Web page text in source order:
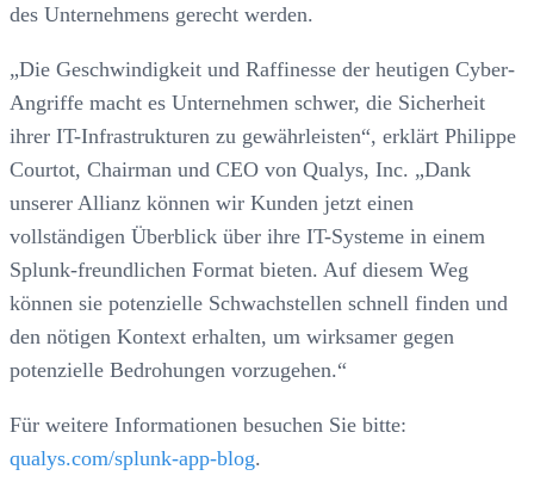
des Unternehmens gerecht werden.
„Die Geschwindigkeit und Raffinesse der heutigen Cyber-
Angriffe macht es Unternehmen schwer, die Sicherheit
ihrer IT-Infrastrukturen zu gewährleisten“, erklärt Philippe
Courtot, Chairman und CEO von Qualys, Inc. „Dank
unserer Allianz können wir Kunden jetzt einen
vollständigen Überblick über ihre IT-Systeme in einem
Splunk-freundlichen Format bieten. Auf diesem Weg
können sie potenzielle Schwachstellen schnell finden und
den nötigen Kontext erhalten, um wirksamer gegen
potenzielle Bedrohungen vorzugehen.“
Für weitere Informationen besuchen Sie bitte:
qualys.com/splunk-app-blog.